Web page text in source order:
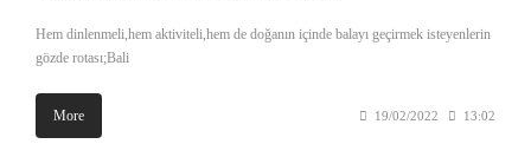
Hem dinlenmeli,hem aktiviteli,hem de doğanın içinde balayı geçirmek isteyenlerin
gözde rotası;Bali
More 19/02/2022 13:02